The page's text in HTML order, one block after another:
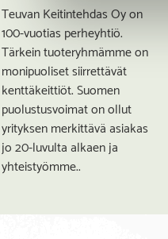
Teuvan Keitintehdas Oy on
100-vuotias perheyhtiö.
Tärkein tuoteryhmämme on
monipuoliset siirrettävät
kenttäkeittiöt. Suomen
puolustusvoimat on ollut
yrityksen merkittävä asiakas
jo 20-luvulta alkaen ja
yhteistyömme..